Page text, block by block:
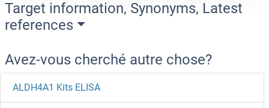
Target information, Synonyms, Latest
references
Avez-vous cherché autre chose?
ALDH4A1 Kits ELISA